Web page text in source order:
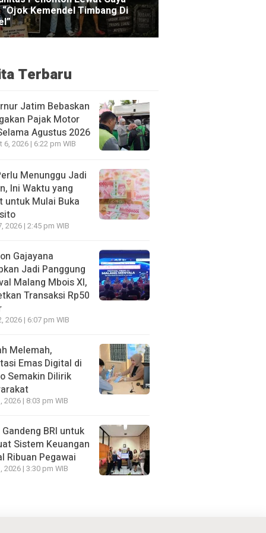
Terbaru
Jatim Bebaskan
Pajak Motor
Agustus 2026
6, 2026 | 6:22 pm WIB
Menunggu Jadi
Ini Waktu yang
untuk Mulai Buka
2026 | 2:45 pm WIB
Gajayana
Jadi Panggung
Malang Mbois XI,
Transaksi Rp50
2026 | 6:07 pm WIB
Melemah,
Emas Digital di
Semakin Dilirik
2026 | 8:03 pm WIB
BRI untuk
Sistem Keuangan
Ribuan Pegawai
2026 | 3:30 pm WIB